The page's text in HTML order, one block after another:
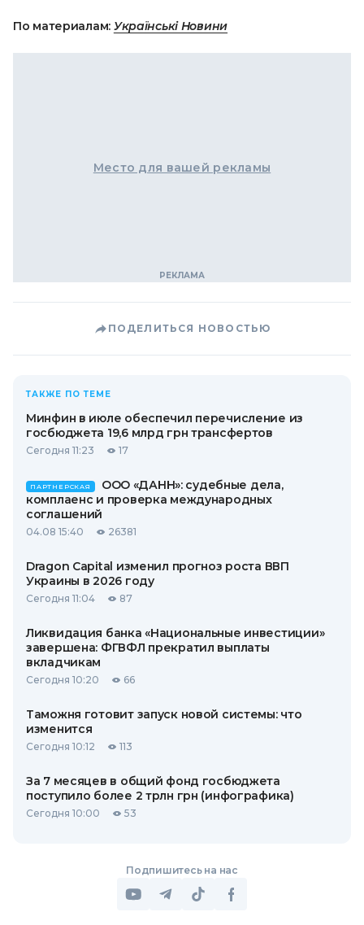
По материалам: Українські Новини
Место для вашей рекламы
ПОДЕЛИТЬСЯ НОВОСТЬЮ
ТАКЖЕ ПО ТЕМЕ
Минфин в июле обеспечил перечисление из
госбюджета 19,6 млрд грн трансфертов
Сегодня 11:23 17
ПАРТНЕРСКАЯ
ООО «ДАНН»: судебные дела,
комплаенс и проверка международных
соглашений
04.08 15:40 26381
Dragon Capital изменил прогноз роста ВВП
Украины в 2026 году
Сегодня 11:04 87
Ликвидация банка «Национальные инвестиции»
завершена: ФГВФЛ прекратил выплаты
вкладчикам
Сегодня 10:20 66
Таможня готовит запуск новой системы: что
изменится
Сегодня 10:12 113
За 7 месяцев в общий фонд госбюджета
поступило более 2 трлн грн (инфографика)
Сегодня 10:00 53
Подпишитесь на нас